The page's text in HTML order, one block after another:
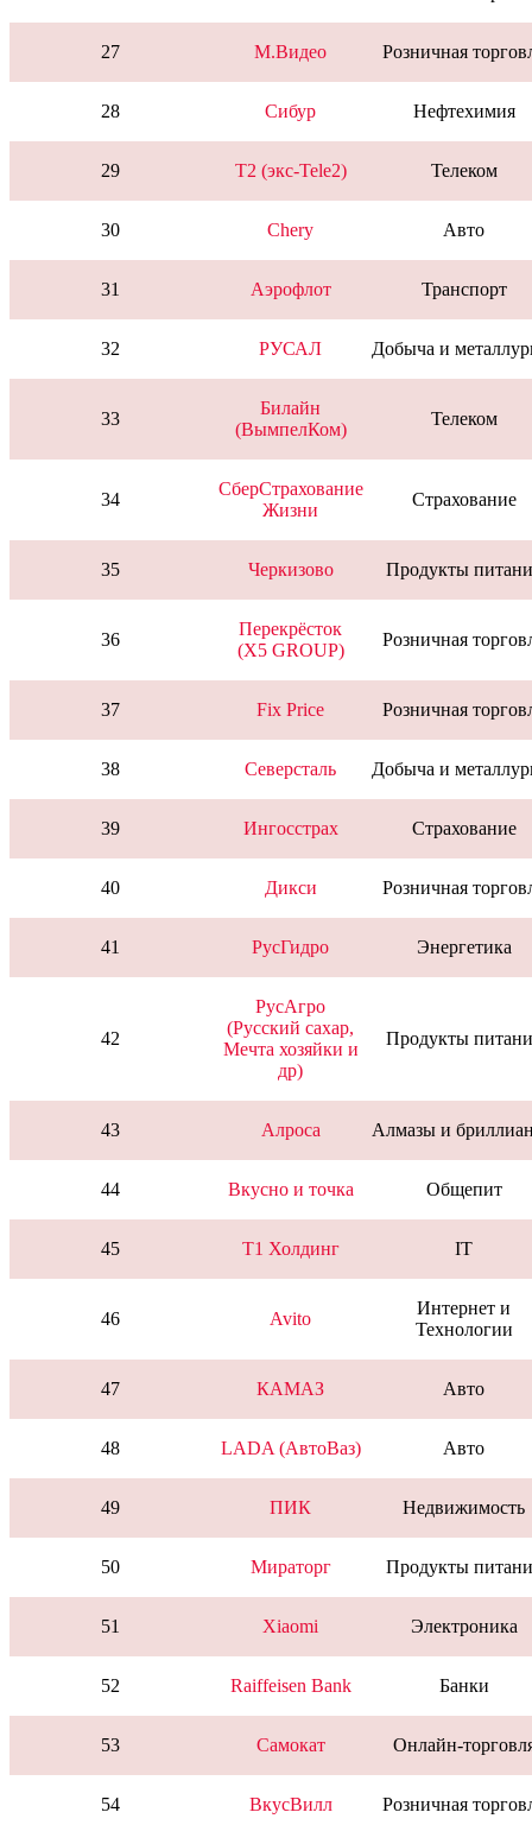
27 М.Видео Розничная
28 Сибур Нефтехимия
29 T2 (экс-Tele2) Телеком
30 Chery Авто
31 Аэрофлот Транспорт
32 РУСАЛ Добыча и
33
Билайн
(ВымпелКом)
Телеком
34
СберСтрахование
Жизни
Страхование
35 Черкизово Продукты
36
Перекрёсток
(X5 GROUP)
Розничная
37 Fix Price Розничная
38 Северсталь Добыча и
39 Ингосстрах Страхование
40 Дикси Розничная
41 РусГидро Энергетика
42
РусАгро
(Русский сахар,
Мечта хозяйки и
др)
Продукты
43 Алроса Алмазы и
44 Вкусно и точка Общепит
45 T1 Холдинг IT
46 Avito
Интернет и
Технологии
47 КАМАЗ Авто
48 LADA (АвтоВаз) Авто
49 ПИК Недвижимость
50 Мираторг Продукты
51 Xiaomi Электроника
52 Raiffeisen Bank Банки
53 Самокат Онлайн-
54 ВкусВилл Розничная